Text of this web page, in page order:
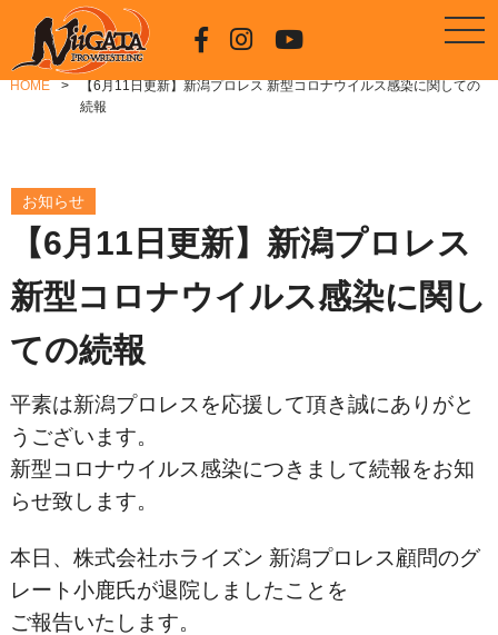
HOME
【6月11日更新】新潟プロレス 新型コロナウイルス感染に関しての
続報
お知らせ
【6月11日更新】新潟プロレス
新型コロナウイルス感染に関し
ての続報
平素は新潟プロレスを応援して頂き誠にありがと
うございます。
新型コロナウイルス感染につきまして続報をお知
らせ致します。
本日、株式会社ホライズン 新潟プロレス顧問のグ
レート小鹿氏が退院しましたことを
ご報告いたします。